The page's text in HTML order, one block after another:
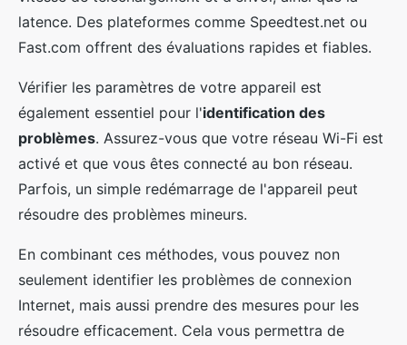
latence. Des plateformes comme Speedtest.net ou
Fast.com offrent des évaluations rapides et fiables.
Vérifier les paramètres de votre appareil est
également essentiel pour l'identification des
problèmes. Assurez-vous que votre réseau Wi-Fi est
activé et que vous êtes connecté au bon réseau.
Parfois, un simple redémarrage de l'appareil peut
résoudre des problèmes mineurs.
En combinant ces méthodes, vous pouvez non
seulement identifier les problèmes de connexion
Internet, mais aussi prendre des mesures pour les
résoudre efficacement. Cela vous permettra de